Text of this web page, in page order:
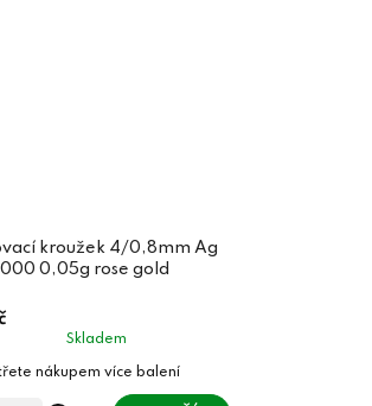
kroužek 4/0,8mm Ag
0,05g rose gold
Skladem